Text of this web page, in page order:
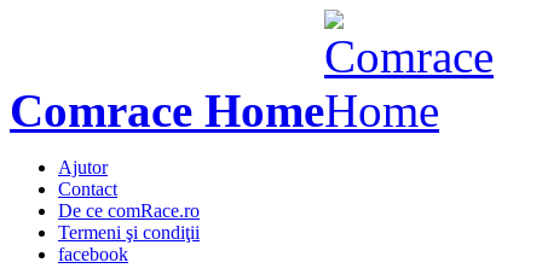
Comrace Home
Ajutor
Contact
De ce comRace.ro
Termeni şi condiţii
facebook